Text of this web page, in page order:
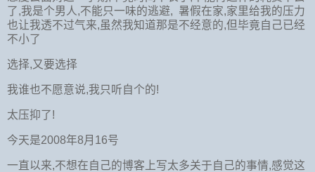
了,我是个男人,不能只一味的逃避, 暑假在家,家里给我的压力
也让我透不过气来,虽然我知道那是不经意的,但毕竟自己已经
不小了
选择,又要选择
我谁也不愿意说,我只听自个的!
太压抑了!
今天是2008年8月16号
一直以来,不想在自己的博客上写太多关于自己的事情,感觉这